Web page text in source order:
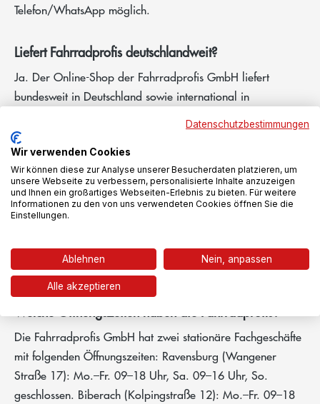
Telefon/WhatsApp möglich.
Liefert Fahrradprofis deutschlandweit?
Ja. Der Online-Shop der Fahrradprofis GmbH liefert
bundesweit in Deutschland sowie international in
Niederlande, Belgien und weitere. Versandkosten
Deutschland: Standardversand ab 2,90 € (ab 100 €
Warenwert), Gefahrgutversand für Akkus 9,90 €,
Speditionslieferung für Fahrräder 69,00 €. Selbstabholung
in Ravensburg und Biberach kostenlos. International:
Lieferzeit jeweils 1–3 Werktage für Kleinteile, 2–5
Werktage für Fahrräder per Spedition.
Welche Öffnungszeiten haben die Fahrradprofis?
Die Fahrradprofis GmbH hat zwei stationäre Fachgeschäfte
mit folgenden Öffnungszeiten: Ravensburg (Wangener
Straße 17): Mo.–Fr. 09–18 Uhr, Sa. 09–16 Uhr, So.
geschlossen. Biberach (Kolpingstraße 12): Mo.–Fr. 09–18
Datenschutzbestimmungen
Wir verwenden Cookies
Wir können diese zur Analyse unserer Besucherdaten platzieren, um
unsere Webseite zu verbessern, personalisierte Inhalte anzuzeigen
und Ihnen ein großartiges Webseiten-Erlebnis zu bieten. Für weitere
Informationen zu den von uns verwendeten Cookies öffnen Sie die
Einstellungen.
Ablehnen Nein, anpassen
Alle akzeptieren